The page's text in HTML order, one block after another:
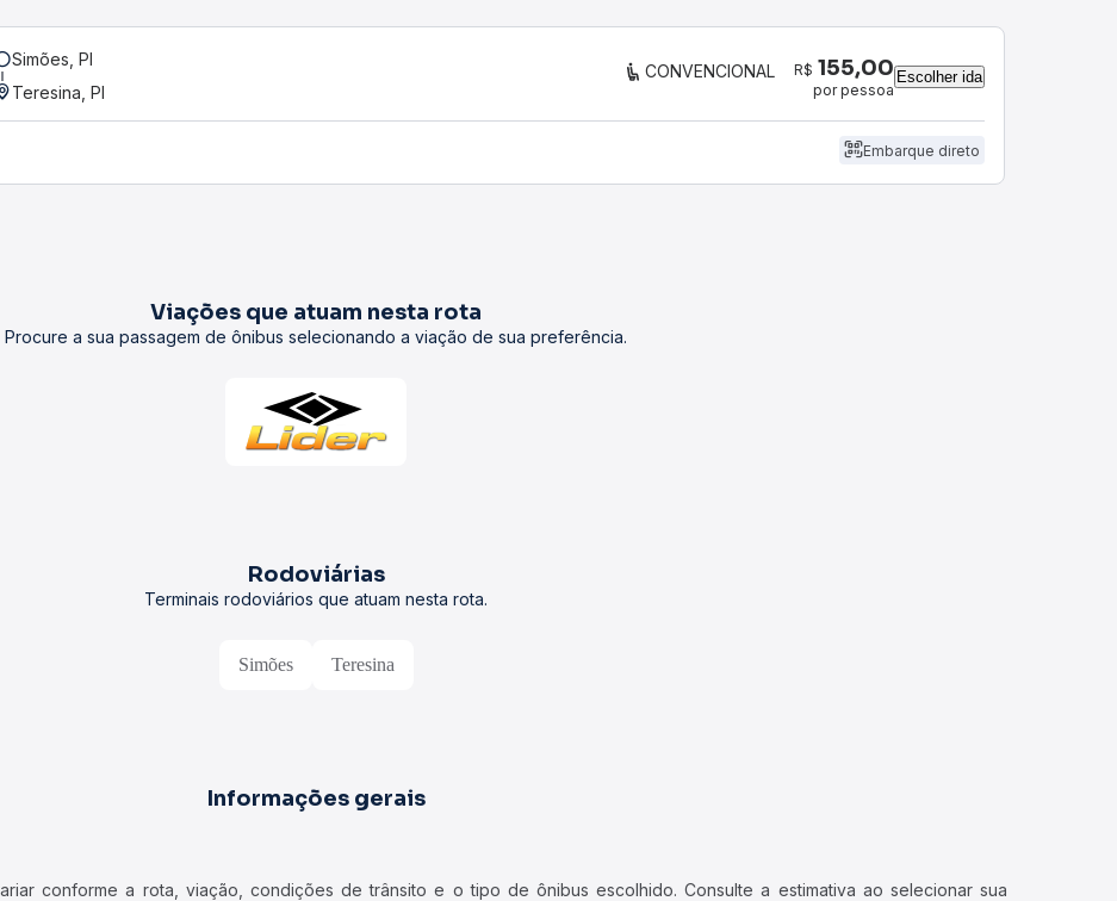
Simões, PI
Teresina, PI
CONVENCIONAL R$ 155,00
por pessoa
Escolher ida
Embarque direto
Viações que atuam nesta rota
Procure a sua passagem de ônibus selecionando a viação de sua preferência.
Rodoviárias
Terminais rodoviários que atuam nesta rota.
Simões Teresina
Informações gerais
conforme a rota, viação, condições de trânsito e o tipo de ônibus escolhido. Consulte a estimativa ao selecionar sua